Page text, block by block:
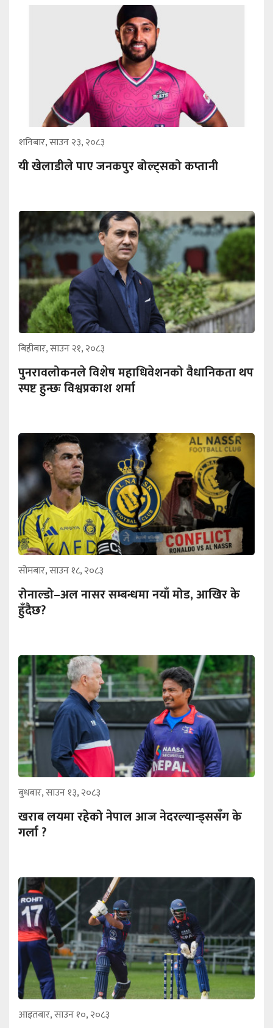
शनिबार, साउन २३, २०८३
यी खेलाडीले पाए जनकपुर बोल्ट्सको कप्तानी
बिहीबार, साउन २१, २०८३
पुनरावलोकनले विशेष महाधिवेशनको वैधानिकता थप
स्पष्ट हुन्छः विश्वप्रकाश शर्मा
सोमबार, साउन १८, २०८३
रोनाल्डो–अल नासर सम्बन्धमा नयाँ मोड, आखिर के
हुँदैछ?
बुधबार, साउन १३, २०८३
खराब लयमा रहेको नेपाल आज नेदरल्यान्ड्ससँग के
गर्ला ?
आइतबार, साउन १०, २०८३